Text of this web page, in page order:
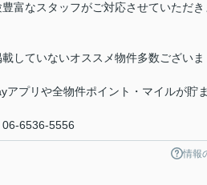
富なスタッフがご対応させていただき
していないオススメ物件多数ございま
プリや全物件ポイント・マイルが貯
06-6536-5556
情報